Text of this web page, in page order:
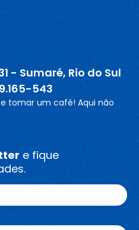
- Sumaré, Rio do Sul
543
tomar um café! Aqui não
e fique